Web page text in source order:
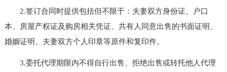
2.签订合同时提供包括但不限于：夫妻双方身份证、户口
本、房屋产权证及购房相关凭证、共有人同意出售的书面证明、
婚姻证明、夫妻双方个人印章等原件和复印件。
3.委托代理期限内不得自行出售、拒绝出售或转托他人代理